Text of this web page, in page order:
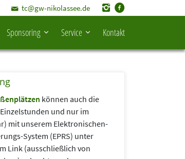
tc@gw-nikolassee.de
Sponsoring Service Kontakt
können auch die
und nur im
mit unserem Elektronischen-
System (EPRS) unter
Link (aus­schließlich von